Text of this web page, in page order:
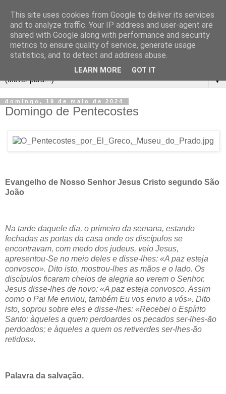
▼
domingo, 19 de maio de 2024
Domingo de Pentecostes
Evangelho de Nosso Senhor Jesus Cristo segundo São
João
Na tarde daquele dia, o primeiro da semana, estando
fechadas as portas da casa onde os discípulos se
encontravam, com medo dos judeus, veio Jesus,
apresentou-Se no meio deles e disse-lhes: «A paz esteja
convosco». Dito isto, mostrou-lhes as mãos e o lado. Os
discípulos ficaram cheios de alegria ao verem o Senhor.
Jesus disse-lhes de novo: «A paz esteja convosco. Assim
como o Pai Me enviou, também Eu vos envio a vós». Dito
isto, soprou sobre eles e disse-lhes: «Recebei o Espírito
Santo: àqueles a quem perdoardes os pecados ser-lhes-ão
perdoados; e àqueles a quem os retiverdes ser-lhes-ão
retidos».
Palavra da salvação.
This site uses cookies from Google to deliver its services
and to analyze traffic. Your IP address and user-agent are
shared with Google along with performance and security
metrics to ensure quality of service, generate usage
statistics, and to detect and address abuse.
LEARN MORE GOT IT